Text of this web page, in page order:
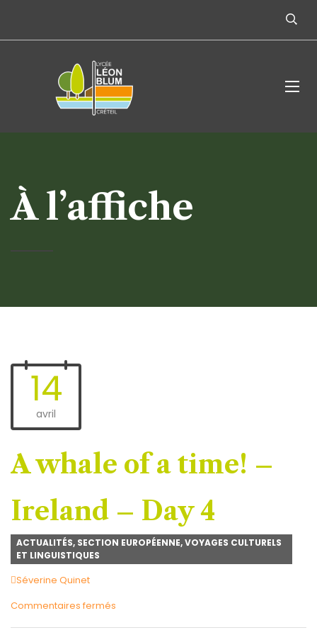
À l’affiche
14
avril
A whale of a time! –
Ireland – Day 4
ACTUALITÉS, SECTION EUROPÉENNE,VOYAGES CULTURELS
ET LINGUISTIQUES
Author
Séverine Quinet
Commentaires fermés